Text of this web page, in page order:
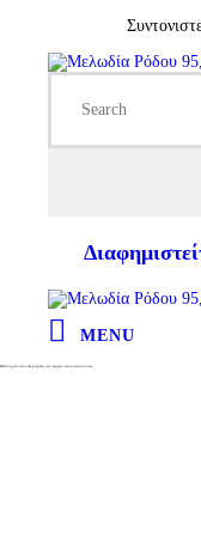
MENU
Πεζοπορία στον Ακραμύτη στο λημέρι των κατασκόπων